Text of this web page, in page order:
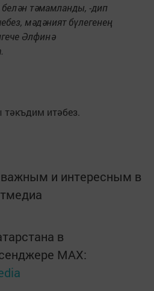
тәмамланды, -дип
мәдәният бүлегенең
Әлфинә
итәбез.
и интересным в
в
MАХ: